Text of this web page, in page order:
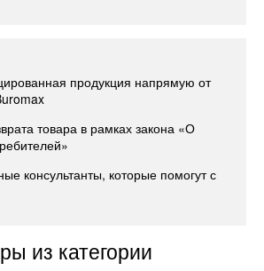
продукция напрямую от
товара в рамках закона «О
консультанты, которые помогут с
из категории